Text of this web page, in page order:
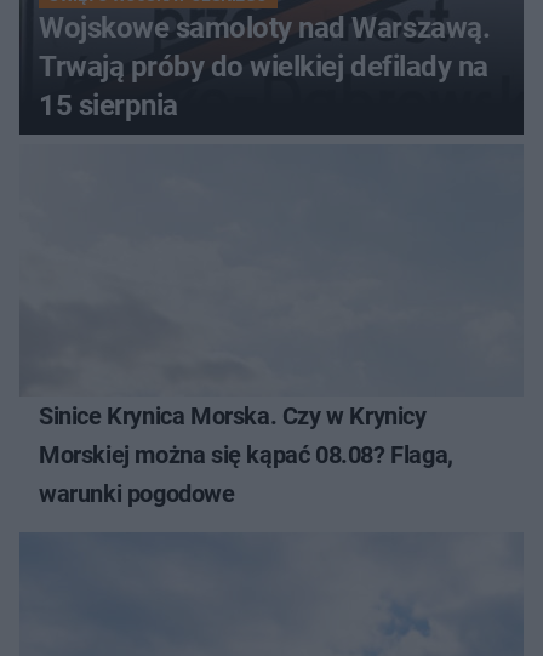
Wojskowe samoloty nad Warszawą.
Trwają próby do wielkiej defilady na
15 sierpnia
Sinice Krynica Morska. Czy w Krynicy
Morskiej można się kąpać 08.08? Flaga,
warunki pogodowe